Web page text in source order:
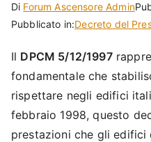
Di Forum Ascensore Admin
Pubblicato in:Decreto del
Il DPCM 5/12/1997
fondamentale che
rispettare negli edifici
febbraio 1998, questo
prestazioni che gli edifici